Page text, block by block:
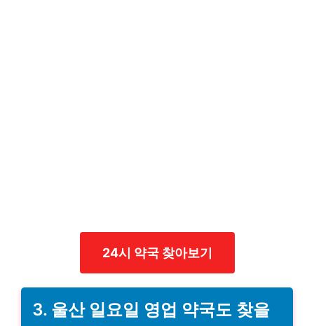
24시 약국 찾아보기
3. 울산 일요일 영업 약국도 찾을